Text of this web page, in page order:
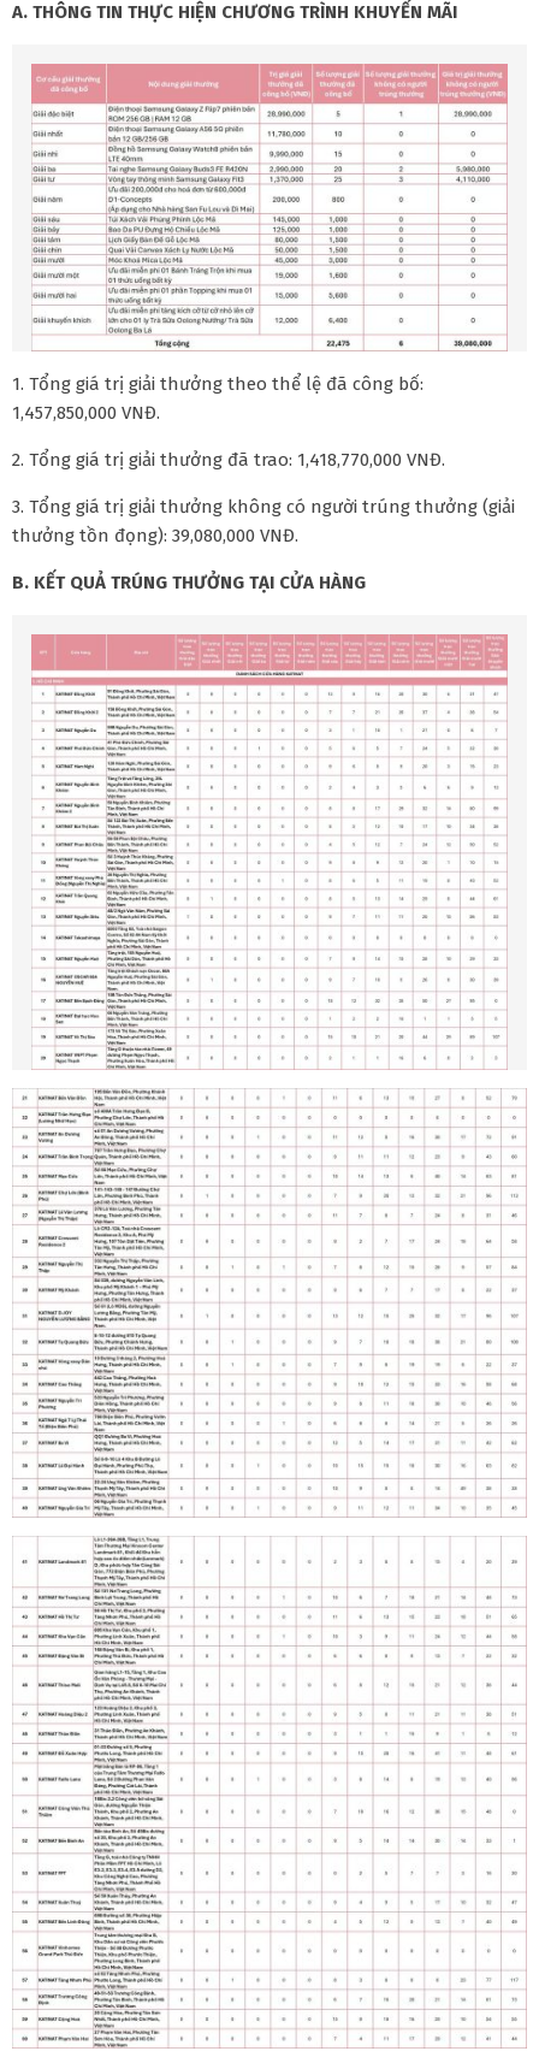
A. THÔNG TIN THỰC HIỆN CHƯƠNG TRÌNH KHUYẾN MÃI
1. Tổng giá trị giải thưởng theo thể lệ đã công bố:
1,457,850,000 VNĐ.
2. Tổng giá trị giải thưởng đã trao: 1,418,770,000 VNĐ.
3. Tổng giá trị giải thưởng không có người trúng thưởng (giải
thưởng tồn đọng): 39,080,000 VNĐ.
B. KẾT QUẢ TRÚNG THƯỞNG TẠI CỬA HÀNG